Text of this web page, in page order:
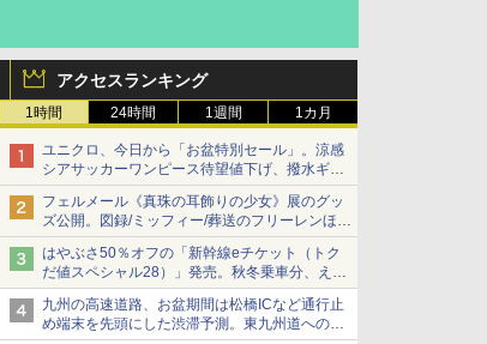
アクセスランキング
1時間 24時間 1週間 1カ月
ユニクロ、今日から「お盆特別セール」。涼感
シアサッカーワンピース待望値下げ、撥水ギア
ショーツは1990円に
フェルメール《真珠の耳飾りの少女》展のグッ
ズ公開。図録/ミッフィー/葬送のフリーレンほ
か、注目ブランドコラボが実現
はやぶさ50％オフの「新幹線eチケット（トク
だ値スペシャル28）」発売。秋冬乗車分、えき
ねっと限定
九州の高速道路、お盆期間は松橋ICなど通行止
め端末を先頭にした渋滞予測。東九州道への迂